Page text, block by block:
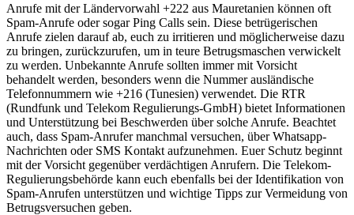
Anrufe mit der Ländervorwahl +222 aus Mauretanien können oft
Spam-Anrufe oder sogar Ping Calls sein. Diese betrügerischen
Anrufe zielen darauf ab, euch zu irritieren und möglicherweise dazu
zu bringen, zurückzurufen, um in teure Betrugsmaschen verwickelt
zu werden. Unbekannte Anrufe sollten immer mit Vorsicht
behandelt werden, besonders wenn die Nummer ausländische
Telefonnummern wie +216 (Tunesien) verwendet. Die RTR
(Rundfunk und Telekom Regulierungs-GmbH) bietet Informationen
und Unterstützung bei Beschwerden über solche Anrufe. Beachtet
auch, dass Spam-Anrufer manchmal versuchen, über Whatsapp-
Nachrichten oder SMS Kontakt aufzunehmen. Euer Schutz beginnt
mit der Vorsicht gegenüber verdächtigen Anrufern. Die Telekom-
Regulierungsbehörde kann euch ebenfalls bei der Identifikation von
Spam-Anrufen unterstützen und wichtige Tipps zur Vermeidung von
Betrugsversuchen geben.